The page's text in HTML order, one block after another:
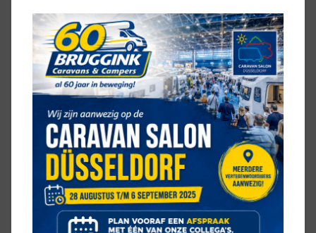
TECHNIEK EN VEILIGHEID
12V Opstap
Lader
Omvormer
Serviceluik
VERWARMING
Airco woongedeelte
Ringverwarming